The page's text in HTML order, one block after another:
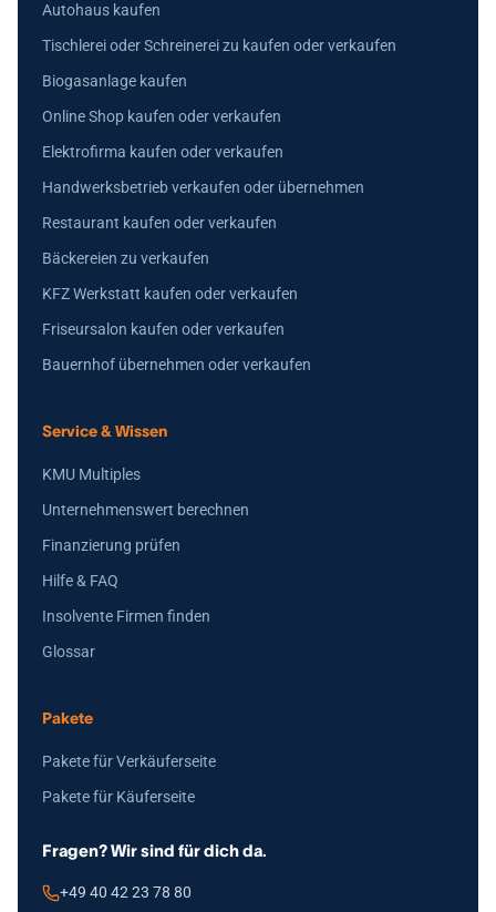
Autohaus kaufen
Tischlerei oder Schreinerei zu kaufen oder verkaufen
Biogasanlage kaufen
Online Shop kaufen oder verkaufen
Elektrofirma kaufen oder verkaufen
Handwerksbetrieb verkaufen oder übernehmen
Restaurant kaufen oder verkaufen
Bäckereien zu verkaufen
KFZ Werkstatt kaufen oder verkaufen
Friseursalon kaufen oder verkaufen
Bauernhof übernehmen oder verkaufen
Service & Wissen
KMU Multiples
Unternehmenswert berechnen
Finanzierung prüfen
Hilfe & FAQ
Insolvente Firmen finden
Glossar
Pakete
Pakete für Verkäuferseite
Pakete für Käuferseite
Fragen? Wir sind für dich da.
+49 40 42 23 78 80